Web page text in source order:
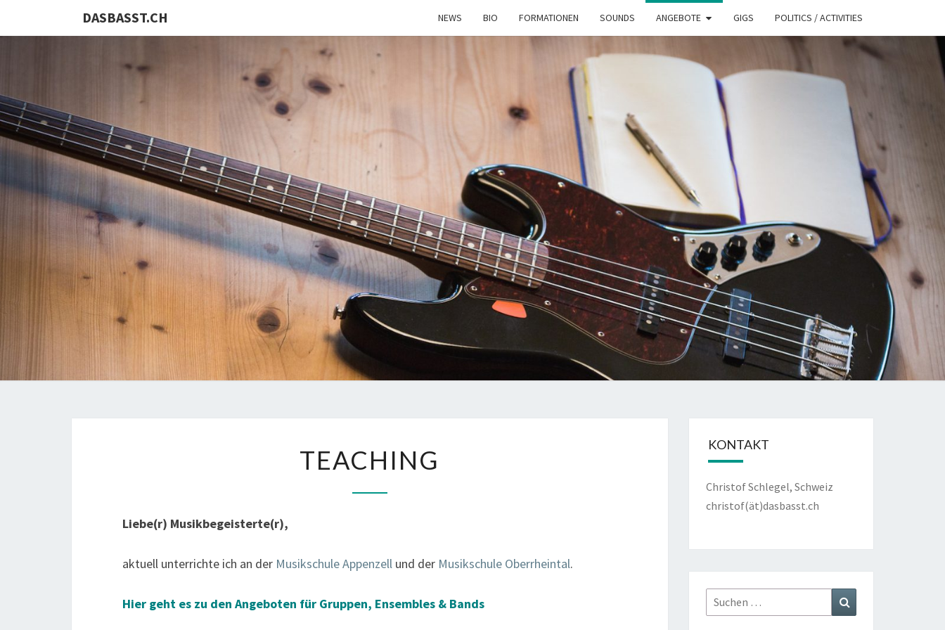
DASBASST.CH NEWS BIO FORMATIONEN SOUNDS ANGEBOTE GIGS POLITICS / ACTIVITIES
DASBASST.CH
Christof
Schlegel
TEACHING
Liebe(r) Musikbegeisterte(r),
aktuell unterrichte ich an der Musikschule Appenzell und der Musikschule Oberrheintal.
Hier geht es zu den Angeboten für Gruppen, Ensembles & Bands
KONTAKT
Christof Schlegel, Schweiz
christof(ät)dasbasst.ch
Suche
nach: